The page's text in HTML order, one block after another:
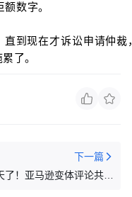
数字。
到现在才诉讼申请仲
了。
下一篇
了！亚马逊变体评论共享